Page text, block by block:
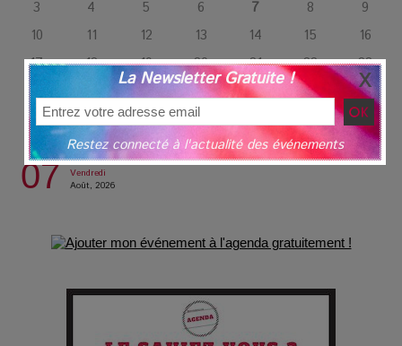
La Femme de Ménage : Plongez dans le thriller
psychologique qui a conquis le monde !
La Condition : Sous le vernis de la bourgeoisie, la violence
des silences
3
4 5 6 7 8
9
10
11 12 13 14 15
16
17
18 19 20 21 22
23
24
27 28 29
30
31
07Vendredi
Août, 2026
La Newsletter Gratuite !
Restez connecté à l'actualité des événements